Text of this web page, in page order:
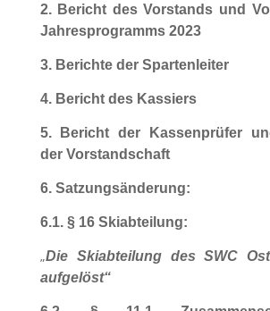
2. Bericht des Vorstands und
Jahresprogramms 2023
3. Berichte der Spartenleiter
4. Bericht des Kassiers
5. Bericht der Kassenprüfer
der Vorstandschaft
6. Satzungsänderung:
6.1. § 16 Skiabteilung:
„Die Skiabteilung des SWC
aufgelöst“